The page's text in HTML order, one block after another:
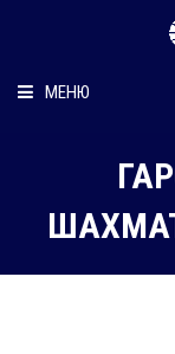
МЕНЮ
Рейтинг шахматиста
Персональный